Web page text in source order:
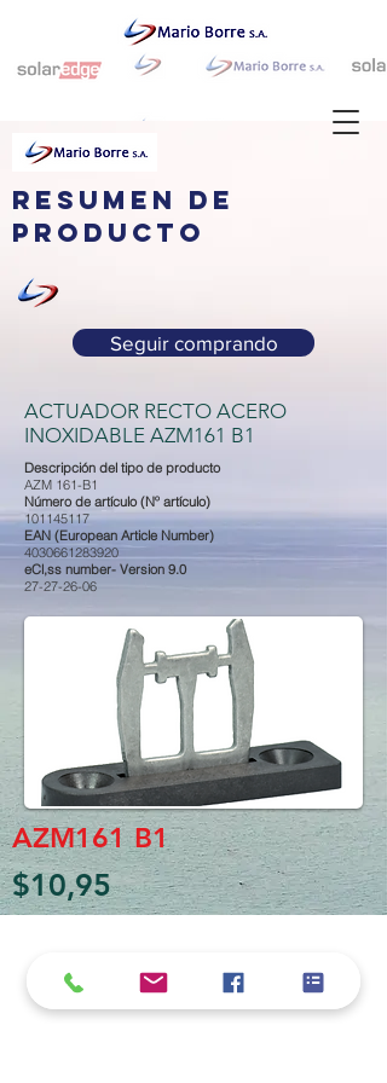
resumen de
producto
Seguir comprando
ACTUADOR RECTO ACERO
INOXIDABLE AZM161 B1
Descripción del tipo de producto
AZM 161-B1
Número de artículo (Nº artículo)
101145117
EAN (European Article Number)
4030661283920
eCl,ss number- Version 9.0
27-27-26-06
AZM161 B1
$10,95
Política de cookies y privacidad
Al seguir navegando en la página se considera